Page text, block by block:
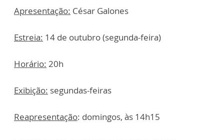
Apresentação: César Galones
Estreia: 14 de outubro (segunda-feira)
Horário: 20h
Exibição: segundas-feiras
Reapresentação: domingos, às 14h15